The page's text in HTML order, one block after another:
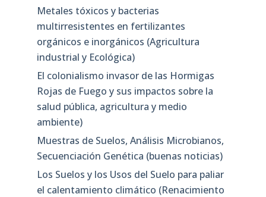
Metales tóxicos y bacterias
multirresistentes en fertilizantes
orgánicos e inorgánicos (Agricultura
industrial y Ecológica)
El colonialismo invasor de las Hormigas
Rojas de Fuego y sus impactos sobre la
salud pública, agricultura y medio
ambiente)
Muestras de Suelos, Análisis Microbianos,
Secuenciación Genética (buenas noticias)
Los Suelos y los Usos del Suelo para paliar
el calentamiento climático (Renacimiento